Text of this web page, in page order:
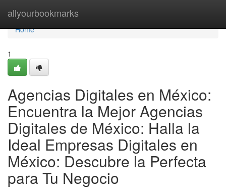
allyourbookmarks
Home
Home
1
Agencias Digitales en México:
Encuentra la Mejor Agencias
Digitales de México: Halla la
Ideal Empresas Digitales en
México: Descubre la Perfecta
para Tu Negocio